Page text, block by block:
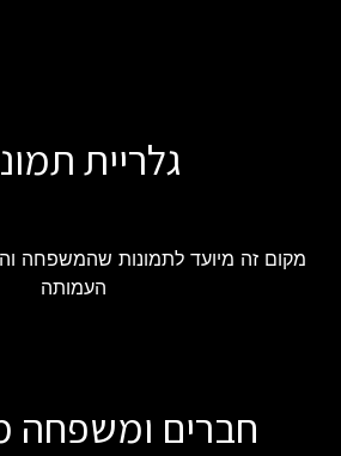
גלריית
מקום זה מיועד לתמונות שהמשפחה
העמותה
חברים ומשפחה